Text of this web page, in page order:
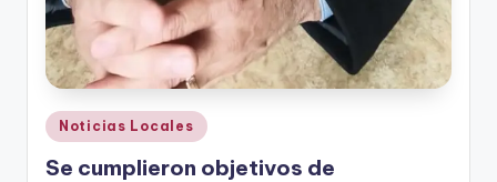
Publicado
en
Noticias Locales
Se cumplieron objetivos de